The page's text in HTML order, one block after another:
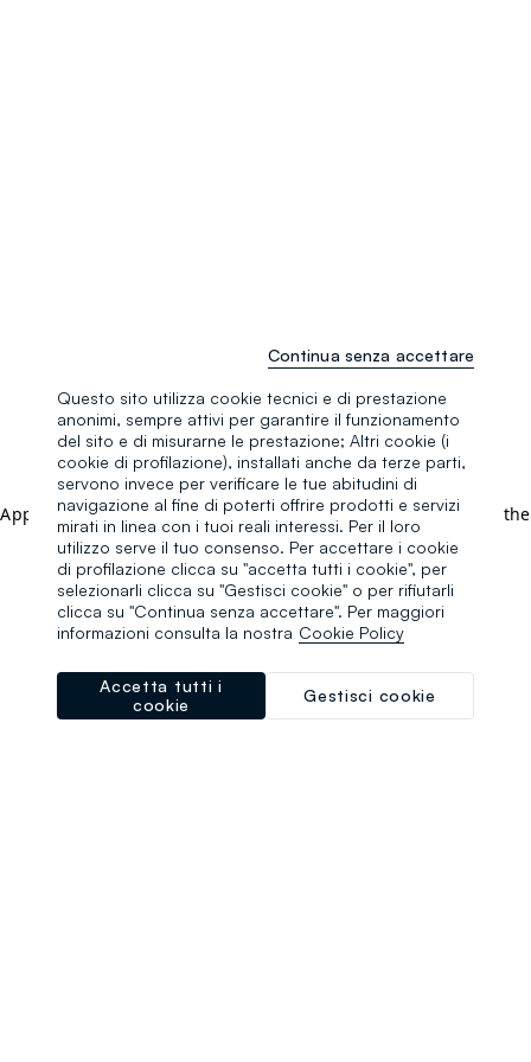
Application error: a client-side exception has occurred (see the
browser console for more information).
Questo sito utilizza cookie tecnici e di prestazione
anonimi, sempre attivi per garantire il funzionamento
del sito e di misurarne le prestazione; Altri cookie (i
cookie di profilazione), installati anche da terze parti,
servono invece per verificare le tue abitudini di
navigazione al fine di poterti offrire prodotti e servizi
mirati in linea con i tuoi reali interessi. Per il loro
utilizzo serve il tuo consenso. Per accettare i cookie
di profilazione clicca su "accetta tutti i cookie", per
selezionarli clicca su "Gestisci cookie" o per rifiutarli
clicca su "Continua senza accettare". Per maggiori
informazioni consulta la nostra Cookie Policy
Gestisci cookie
Accetta tutti i
cookie
Continua senza accettare